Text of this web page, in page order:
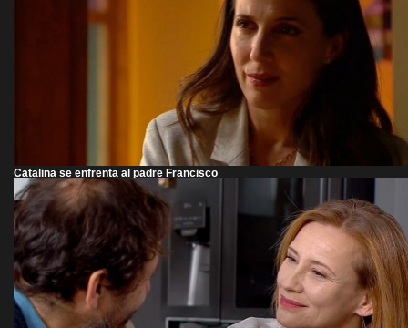
Catalina se enfrenta al padre Francisco